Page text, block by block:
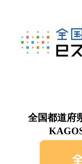
全国都道府